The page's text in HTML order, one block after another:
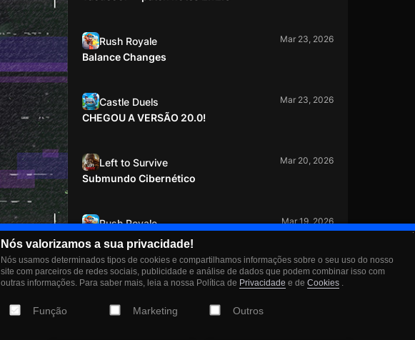
Nós valorizamos a sua privacidade!
Nós usamos determinados tipos de cookies e compartilhamos informações sobre o seu uso do nosso
site com parceiros de redes sociais, publicidade e análise de dados que podem combinar isso com
outras informações. Para saber mais, leia a nossa Política de Privacidade e de Cookies .
Função Marketing Outros
Apr 08, 2026
Rush Royale Mar 23, 2026
Balance Changes
Castle Duels Mar 23, 2026
CHEGOU A VERSÃO 20.0!
Left to Survive Mar 20, 2026
Submundo Cibernético
Rush Royale Mar 19, 2026
CHEGOU A VERSÃO 35.1!
Rush Royale Mar 10, 2026
Royale for a Special PAC-MAN: Arcade Event